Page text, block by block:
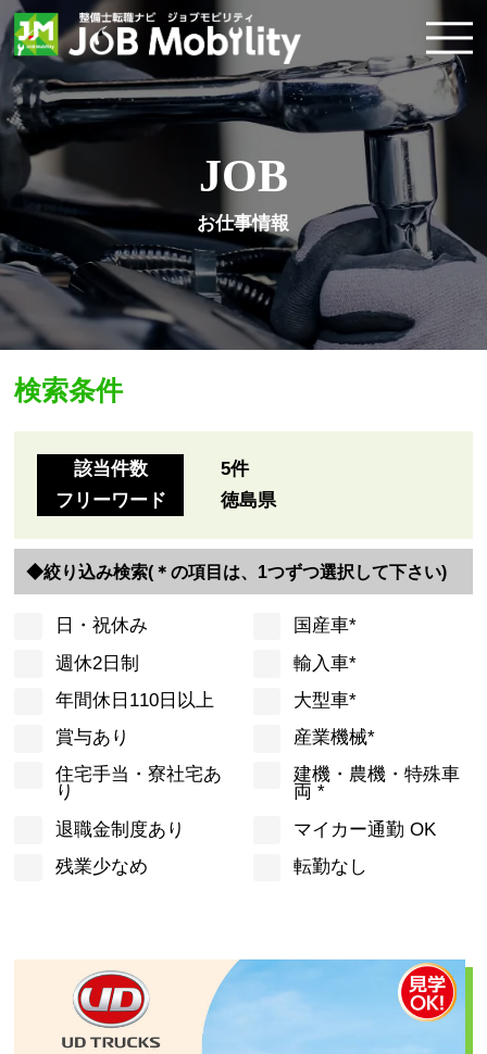
JOB
お仕事情報
検索条件
フリーワード 徳島県
該当件数 5件
◆絞り込み検索(＊の項目は、1つずつ選択して下さい)
日・祝休み
週休2日制
年間休日110日以上
賞与あり
住宅手当・寮社宅あ
り
退職金制度あり
残業少なめ
国産車*
輸入車*
大型車*
産業機械*
建機・農機・特殊車
両 *
マイカー通勤 OK
転勤なし